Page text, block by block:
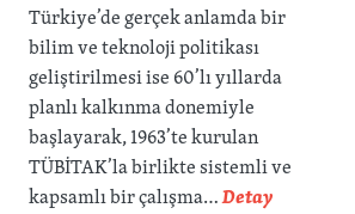
Türkiye’de gerçek anlamda bir
bilim ve teknoloji politikası
geliştirilmesi ise 60’lı yıllarda
planlı kalkınma donemiyle
başlayarak, 1963’te kurulan
TÜBİTAK’la birlikte sistemli ve
kapsamlı bir çalışma…Detay